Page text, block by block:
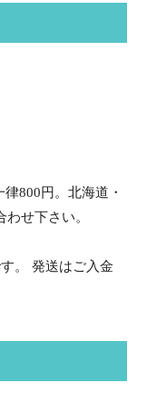
800円。北海道・
せ下さい。
。 発送はご入金